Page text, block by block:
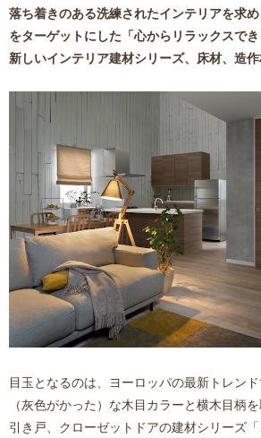
落ち着きのある洗練されたインテリアを求
をターゲットにした「心からリラックスで
新しいインテリア建材シリーズ、床材、造作
目玉となるのは、ヨーロッパの最新トレン
（灰色がかった）な木目カラーと横木目柄
引き戸、クローゼットドアの建材シリーズ「